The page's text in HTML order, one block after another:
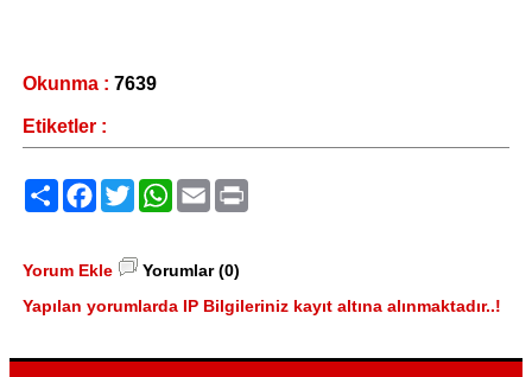
Okunma : 7639
Etiketler :
PaylaşFacebook
TwitterWhatsApp
Email
Yorum Ekle
Yorumlar (0)
Yapılan yorumlarda IP Bilgileriniz kayıt altına alınmaktadır..!